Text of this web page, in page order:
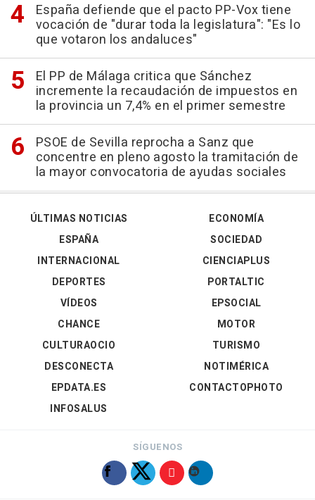
España defiende que el pacto PP-Vox tiene
vocación de "durar toda la legislatura": "Es lo
que votaron los andaluces"
El PP de Málaga critica que Sánchez
incremente la recaudación de impuestos en
la provincia un 7,4% en el primer semestre
PSOE de Sevilla reprocha a Sanz que
concentre en pleno agosto la tramitación de
la mayor convocatoria de ayudas sociales
ÚLTIMAS NOTICIAS
ESPAÑA
INTERNACIONAL
DEPORTES
VÍDEOS
ECONOMÍA
SOCIEDAD
CIENCIAPLUS
PORTALTIC
EPSOCIAL
CHANCE
CULTURAOCIO
DESCONECTA
EPDATA.ES
INFOSALUS
MOTOR
TURISMO
NOTIMÉRICA
CONTACTOPHOTO
SÍGUENOS